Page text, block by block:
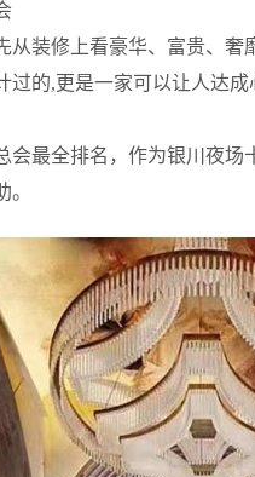
从装修上看豪华、富贵、
过的,更是一家可以让人达
会最全排名，作为银川夜